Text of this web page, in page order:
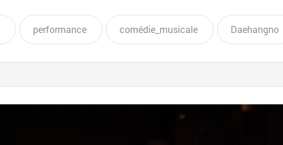
performance comédie_musicale Daehangno